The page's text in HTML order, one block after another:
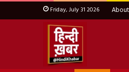
Friday, July 31 2026 About